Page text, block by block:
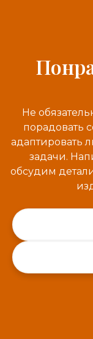
Не
порадовать
адаптировать
задачи.
обсудим